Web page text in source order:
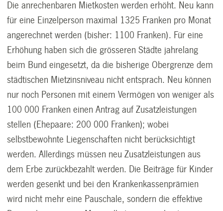
Die anrechenbaren Mietkosten werden erhöht. Neu kann
für eine Einzelperson maximal 1325 Franken pro Monat
angerechnet werden (bisher: 1100 Franken). Für eine
Erhöhung haben sich die grösseren Städte jahrelang
beim Bund eingesetzt, da die bisherige Obergrenze dem
städtischen Mietzinsniveau nicht entsprach. Neu können
nur noch Personen mit einem Vermögen von weniger als
100 000 Franken einen Antrag auf Zusatzleistungen
stellen (Ehepaare: 200 000 Franken); wobei
selbstbewohnte Liegenschaften nicht berücksichtigt
werden. Allerdings müssen neu Zusatzleistungen aus
dem Erbe zurückbezahlt werden. Die Beiträge für Kinder
werden gesenkt und bei den Krankenkassenprämien
wird nicht mehr eine Pauschale, sondern die effektive